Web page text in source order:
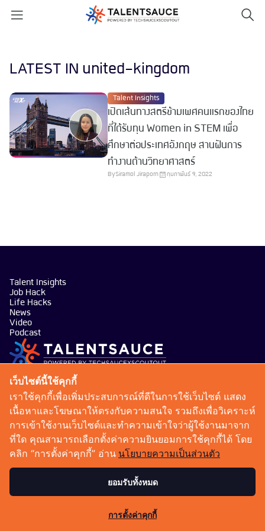
LATEST IN united-kingdom
Talent Insights
เปิดเส้นทางสตรีข้ามเพศคนแรกของไทย
ที่ได้รับทุน Women in STEM เพื่อ
ศึกษาต่อประเทศอังกฤษ สานฝันการ
ทำงานด้านวิทยาศาสตร์
BySiramol Jiraporn กุมภาพันธ์ 9, 2022
Talent Insights
Job Hack
Life Hacks
News
Video
Podcast
บริษัท เทคซอส มีเดีย จำกัด
101 ทรู ดิจิทัล พาร์ค อาคาร กริฟฟิน ชั้น 14 ห้อง 1401
ถนนสุขุมวิท แขวงบางจาก เขตพระโขนง กรุงเทพมหานคร
10260
talentsauce@techsauce.co
02-001-5375
Copyright 2026 : Techsauce All rights reserved.
เว็บไซต์นี้ใช้คุกกี้
เราใช้คุกกี้เพื่อเพิ่มประสบการณ์ที่ดีในการใช้เว็บไซต์ แสดง
เนื้อหาและโฆษณาให้ตรงกับความสนใจ รวมถึงเพื่อวิเคราะห์
การเข้าใช้งานเว็บไซต์และทำความเข้าใจว่าผู้ใช้งานมาจาก
ที่ใด คุณสามารถเลือกตั้งค่าความยินยอมการใช้คุกกี้ได้ โดย
คลิก “การตั้งค่าคุกกี้” อ่าน นโยบายความเป็นส่วนตัว
ยอมรับทั้งหมด
การตั้งค่าคุกกี้